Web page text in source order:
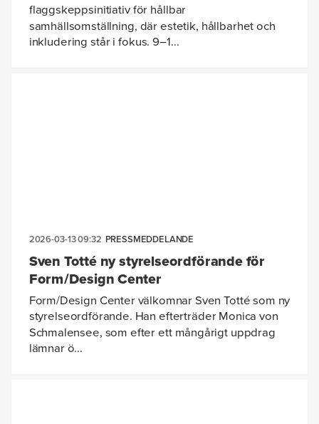
flaggskeppsinitiativ för hållbar
samhällsomställning, där estetik, hållbarhet och
inkludering står i fokus. 9–1...
2026-03-13 09:32 PRESSMEDDELANDE
Sven Totté ny styrelseordförande för
Form/Design Center
Form/Design Center välkomnar Sven Totté som ny
styrelseordförande. Han efterträder Monica von
Schmalensee, som efter ett mångårigt uppdrag
lämnar ö...